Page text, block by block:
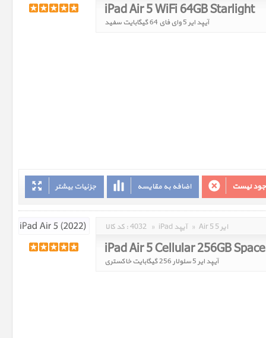
iPad Air 5 WiFi 64GB Starlight
آیپد ایر 5 وای فای 64 گیگابایت سفید
جزئیات بیشتر اضافه به مقایسه نیست
کد کالا : 4032 » iPad آیپد » Air 5 ایر 5
iPad Air 5 Cellular 256GB
آیپد ایر 5 سلولار 256 گیگابایت خاکستری